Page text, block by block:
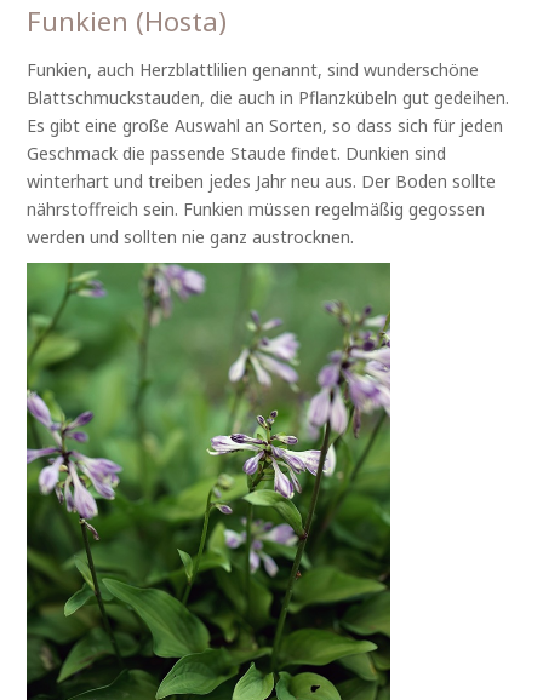
Funkien (Hosta)
Funkien, auch Herzblattlilien genannt, sind wunderschöne
Blattschmuckstauden, die auch in Pflanzkübeln gut gedeihen.
Es gibt eine große Auswahl an Sorten, so dass sich für jeden
Geschmack die passende Staude findet. Dunkien sind
winterhart und treiben jedes Jahr neu aus. Der Boden sollte
nährstoffreich sein. Funkien müssen regelmäßig gegossen
werden und sollten nie ganz austrocknen.